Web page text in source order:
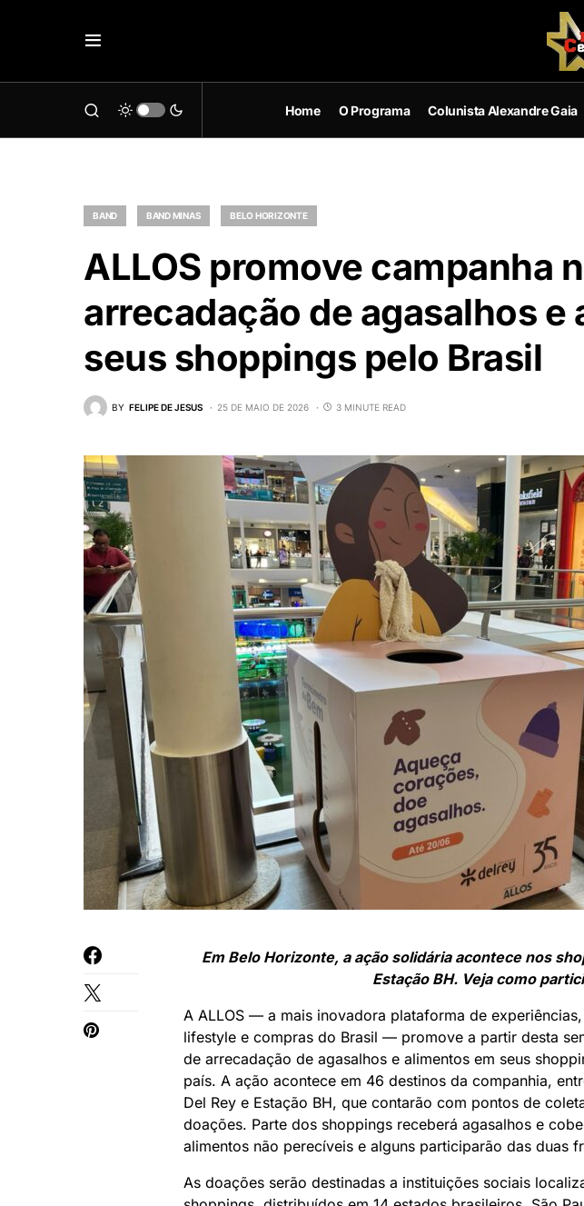
Home O Programa Colunista Alexandre Gaia
BAND BAND MINAS BELO HORIZONTE
ALLOS promove campanha
arrecadação de agasalhos e
seus shoppings pelo Brasil
BY FELIPE DE JESUS 25 DE MAIO DE 2026 3 MINUTE READ
Em Belo Horizonte, a ação solidária acontece nos
Estação BH. Veja como
A ALLOS — a mais inovadora plataforma de
lifestyle e compras do Brasil — promove a partir desta
de arrecadação de agasalhos e alimentos em seus
país. A ação acontece em 46 destinos da companhia,
Del Rey e Estação BH, que contarão com pontos de
doações. Parte dos shoppings receberá agasalhos e
alimentos não perecíveis e alguns participarão das duas
As doações serão destinadas a instituições sociais